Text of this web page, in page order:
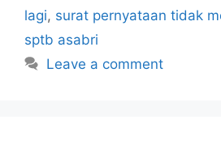
lagi, surat pernyataan tidak
sptb asabri
Leave a comment